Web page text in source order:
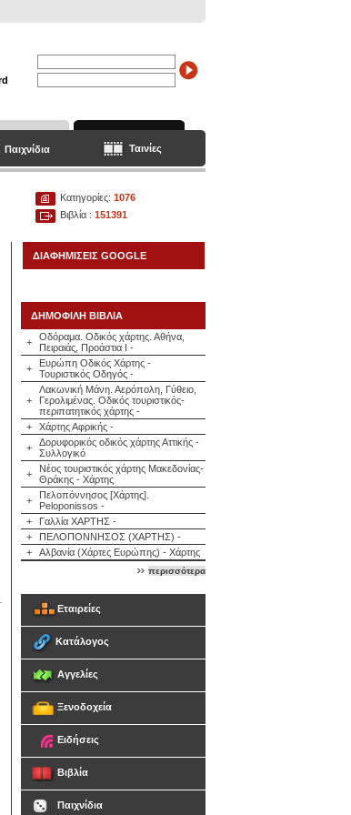
Παιχνίδια Ταινίες
Κατηγορίες: 1076
Βιβλία : 151391
ΔΙΑΦΗΜΙΣΕΙΣ GOOGLE
ΔΗΜΟΦΙΛΗ ΒΙΒΛΙΑ
+
Οδόραμα. Οδικός χάρτης. Αθήνα,
Πειραιάς, Προάστια Ι -
+
Ευρώπη Οδικός Χάρτης -
Τουριστικός Οδηγός -
+
Λακωνική Μάνη. Αερόπολη, Γύθειο,
Γερολιμένας. Οδικός τουριστικός-
περιπατητικός χάρτης -
+
Χάρτης Αφρικής -
+
Δορυφορικός οδικός χάρτης Αττικής -
Συλλογικό
+
Νέος τουριστικός χάρτης Μακεδονίας-
Θράκης - Χάρτης
+
Πελοπόννησος [Χάρτης].
Peloponissos -
+
Γαλλία ΧΑΡΤΗΣ -
+
ΠΕΛΟΠΟΝΝΗΣΟΣ (ΧΑΡΤΗΣ) -
+
Αλβανία (Χάρτες Ευρώπης) - Χάρτης
περισσότερα
Εταιρείες
Κατάλογος
Αγγελίες
Ξενοδοχεία
Ειδήσεις
Βιβλία
Παιχνίδια